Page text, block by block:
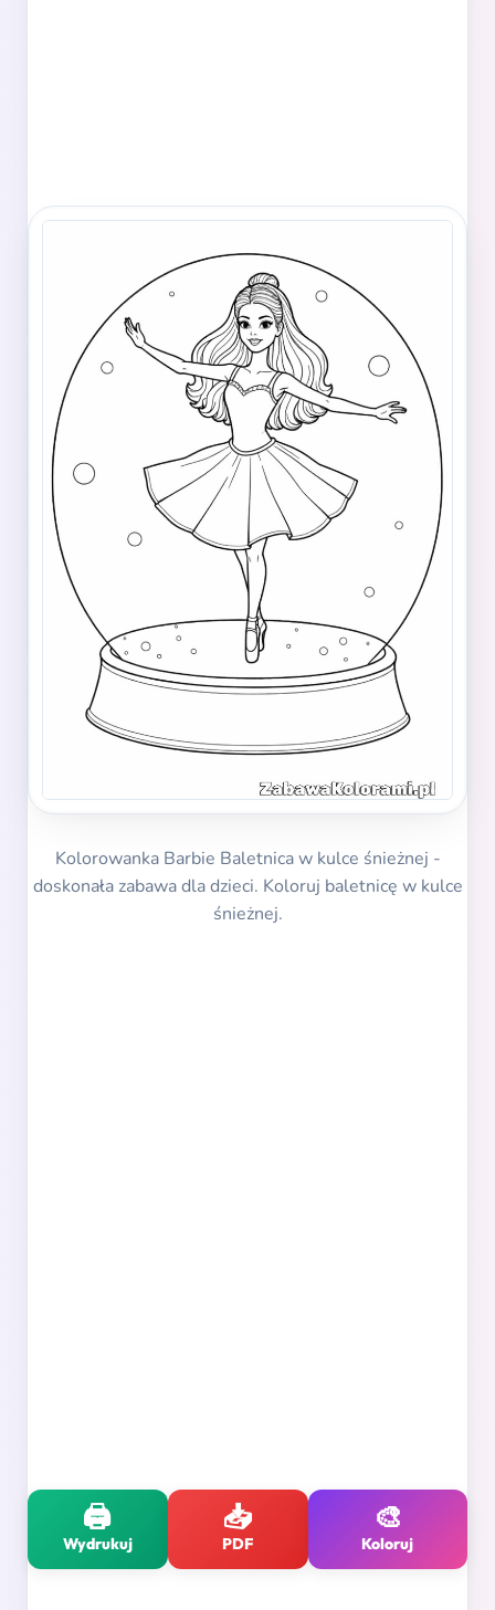
Kolorowanka Barbie Baletnica w kulce śnieżnej -
doskonała zabawa dla dzieci. Koloruj baletnicę w kulce
śnieżnej.
🖨️
Wydrukuj
📥
PDF
🎨
Koloruj